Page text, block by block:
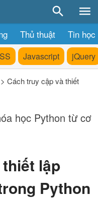
Thủ thuật Tin học
Javascript jQuery
> Cách truy cập và thiết
học Python từ cơ
lập
Python